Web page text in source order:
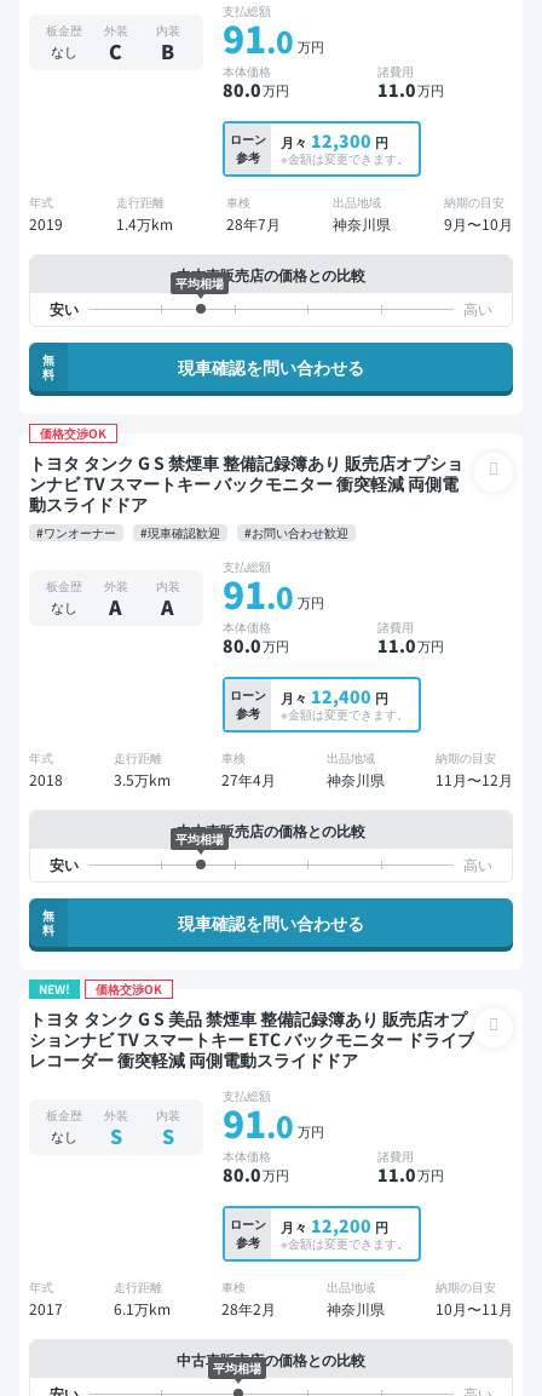
板金歴
なし
外装
C
内装
B
支払総額
91.0 万円
本体価格
80.0万円
諸費用
11.0万円
ローン
参考
月々 12,300 円
※金額は変更できます。
年式
2019
走行距離
1.4万km
車検
28年7月
出品地域
神奈川県
納期の目安
9月〜10月
中古車販売店の価格との比較
平均相場
無
料
現車確認を問い合わせる
価格交渉OK
トヨタ タンク G S 禁煙車 整備記録簿あり 販売店オプショ
ンナビ TV スマートキー バックモニター 衝突軽減 両側電
動スライドドア
#ワンオーナー #現車確認歓迎 #お問い合わせ歓迎
板金歴
なし
外装
A
内装
A
支払総額
91.0 万円
本体価格
80.0万円
諸費用
11.0万円
ローン
参考
月々 12,400 円
※金額は変更できます。
年式
2018
走行距離
3.5万km
車検
27年4月
出品地域
神奈川県
納期の目安
11月〜12月
中古車販売店の価格との比較
平均相場
無
料
現車確認を問い合わせる
NEW! 価格交渉OK
トヨタ タンク G S 美品 禁煙車 整備記録簿あり 販売店オプ
ションナビ TV スマートキー ETC バックモニター ドライブ
レコーダー 衝突軽減 両側電動スライドドア
板金歴
なし
外装
S
内装
S
支払総額
91.0 万円
本体価格
80.0万円
諸費用
11.0万円
ローン
参考
月々 12,200 円
※金額は変更できます。
年式
2017
走行距離
6.1万km
車検
28年2月
出品地域
神奈川県
納期の目安
10月〜11月
中古車販売店の価格との比較
平均相場